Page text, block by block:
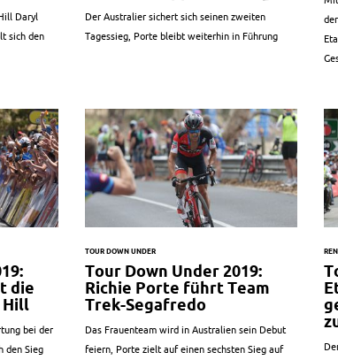
Daryl
sich den
Der Australier sichert sich seinen zweiten
Tagessieg, Porte bleibt weiterhin in Führung
die
Hill
bei der
den Sieg
TOUR DOWN UNDER
Tour Down Under 2019:
Richie Porte führt Team
Trek-Segafredo
Das Frauenteam wird in Australien sein Debut
feiern, Porte zielt auf einen sechsten Sieg auf